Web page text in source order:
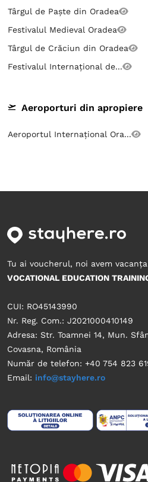
Târgul de Paște din Oradea
Festivalul Medieval Oradea
Târgul de Crăciun din Oradea
Festivalul Internațional de...
Aeroporturi din apropiere
Aeroportul Internațional Ora...
Tu ai voucherul, noi avem vacanța
VOCATIONAL EDUCATION
CUI: RO45143990
Nr. Reg. Com.: J2021000410149
Adresa: Str. Toamnei 14, Mun.
Covasna, România
Număr de telefon: +40 754 823
Email: info@stayhere.ro